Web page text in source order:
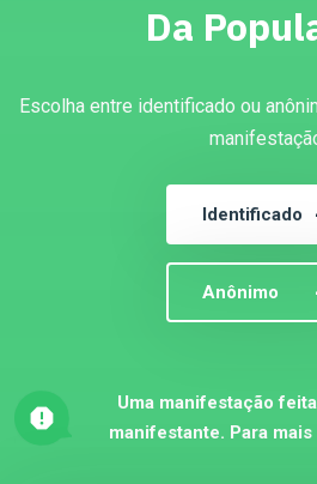
Da
Escolha entre identificado ou
Identificado
Anônimo
Uma manifestação
manifestante. Para